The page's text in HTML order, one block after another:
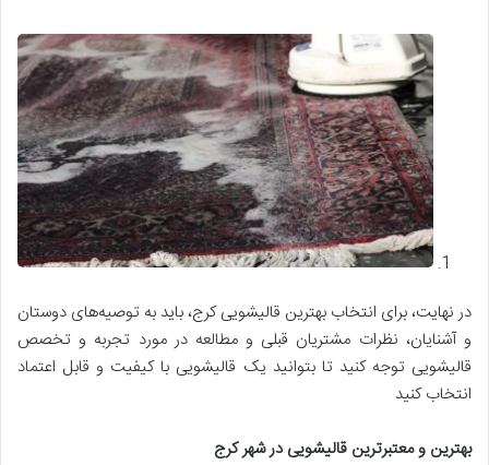
در نهایت، برای انتخاب بهترین قالیشویی کرج، باید به توصیه‌های دوستان
و آشنایان، نظرات مشتریان قبلی و مطالعه در مورد تجربه و تخصص
قالیشویی توجه کنید تا بتوانید یک قالیشویی با کیفیت و قابل اعتماد
انتخاب کنید
بهترین و معتبرترین قالیشویی در شهر کرج